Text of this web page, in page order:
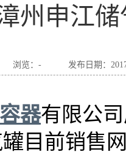
州申江
浏览： - 发布日期：
器有限公
目前销售